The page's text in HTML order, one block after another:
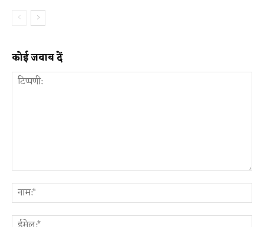
कोई जवाब दें